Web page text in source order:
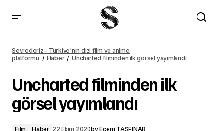
Seyrederiz – Türkiye'nin dizi film ve anime
platformu
Haber Uncharted filminden ilk görsel yayımlandı
Uncharted filminden ilk
görsel yayımlandı
Film Haber 22 Ekim 2020byEcem TAŞPINAR